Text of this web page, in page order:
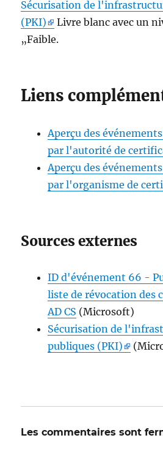
Sécurisation de
(PKI)
Livre blanc avec un
„Faible.
Liens
Aperçu des
par l'autorité de
Aperçu des
par l'organisme de
Sources externes
ID d'événement 66 -
liste de révocation des
AD CS (Microsoft)
Sécurisation de
publiques (PKI)
Les commentaires sont